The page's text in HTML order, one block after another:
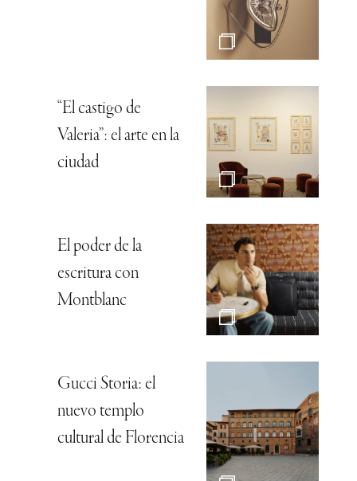
“El castigo de
Valeria”: el arte en la
ciudad
El poder de la
escritura con
Montblanc
Gucci Storia: el
nuevo templo
cultural de Florencia